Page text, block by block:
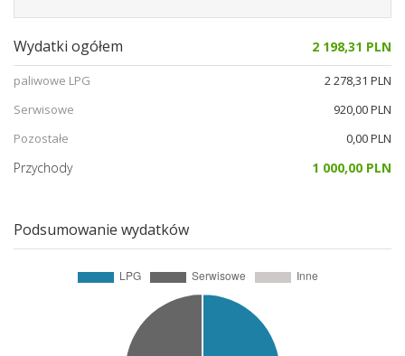
Wydatki ogółem 2 198,31 PLN
paliwowe LPG
2 278,31 PLN
Serwisowe
920,00 PLN
Pozostałe
0,00 PLN
Przychody 1 000,00 PLN
Podsumowanie wydatków